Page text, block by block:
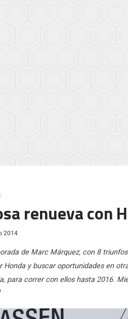
renueva con
2014
de Marc Márquez, con 8
Honda y buscar oportunidades en
para correr con ellos hasta 2016.